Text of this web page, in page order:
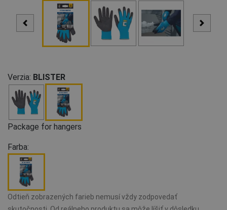
Verzia: BLISTER
Package for hangers
Farba:
Odtieň zobrazených farieb nemusí vždy zodpovedať